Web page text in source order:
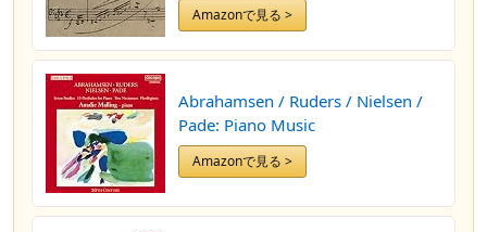
Amazonで見る >
Abrahamsen / Ruders / Nielsen /
Pade: Piano Music
Amazonで見る >